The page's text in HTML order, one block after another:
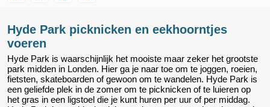
Hyde Park picknicken en eekhoorntjes
voeren
Hyde Park is waarschijnlijk het mooiste maar zeker het grootste
park midden in Londen. Hier ga je naar toe om te joggen, roeien,
fietsten, skateboarden of gewoon om te wandelen. Hyde Park is
een geliefde plek in de zomer om te picknicken of te luieren op
het gras in een ligstoel die je kunt huren per uur of per middag.